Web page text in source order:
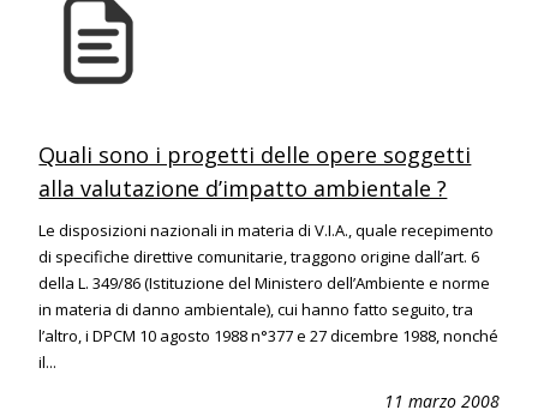
Quali sono i progetti delle opere soggetti
alla valutazione d’impatto ambientale ?
Le disposizioni nazionali in materia di V.I.A., quale recepimento
di specifiche direttive comunitarie, traggono origine dall’art. 6
della L. 349/86 (Istituzione del Ministero dell’Ambiente e norme
in materia di danno ambientale), cui hanno fatto seguito, tra
l’altro, i DPCM 10 agosto 1988 n°377 e 27 dicembre 1988, nonché
il...
11 marzo 2008